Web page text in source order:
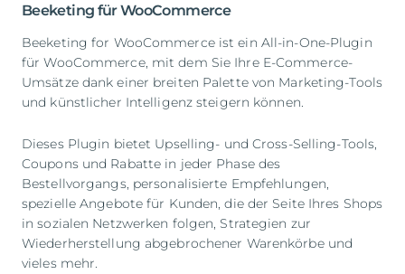
Beeketing für WooCommerce
Beeketing for WooCommerce ist ein All-in-One-Plugin
für WooCommerce, mit dem Sie Ihre E-Commerce-
Umsätze dank einer breiten Palette von Marketing-Tools
und künstlicher Intelligenz steigern können.
Dieses Plugin bietet Upselling- und Cross-Selling-Tools,
Coupons und Rabatte in jeder Phase des
Bestellvorgangs, personalisierte Empfehlungen,
spezielle Angebote für Kunden, die der Seite Ihres Shops
in sozialen Netzwerken folgen, Strategien zur
Wiederherstellung abgebrochener Warenkörbe und
vieles mehr.